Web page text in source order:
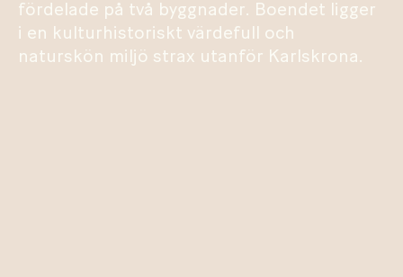
fördelade på två byggnader. Boendet ligger
i en kulturhistoriskt värdefull och
naturskön miljö strax utanför Karlskrona.